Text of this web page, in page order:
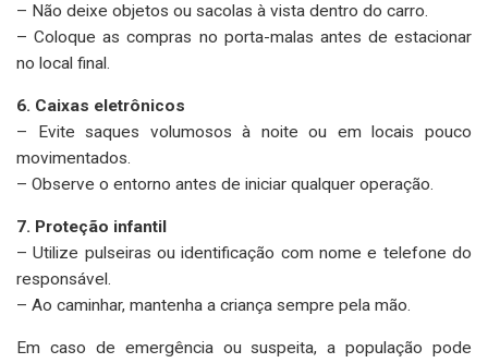
– Não deixe objetos ou sacolas à vista dentro do carro.
– Coloque as compras no porta-malas antes de estacionar
no local final.
6. Caixas eletrônicos
– Evite saques volumosos à noite ou em locais pouco
movimentados.
– Observe o entorno antes de iniciar qualquer operação.
7. Proteção infantil
– Utilize pulseiras ou identificação com nome e telefone do
responsável.
– Ao caminhar, mantenha a criança sempre pela mão.
Em caso de emergência ou suspeita, a população pode